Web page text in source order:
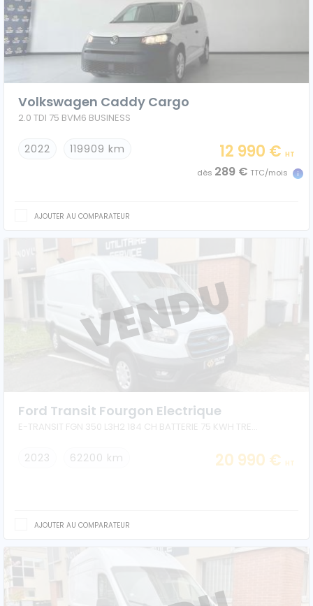
Citroën
Ford
Nissan
Peugeot
Renault
Volkswagen
Véhicules 0 km
Volkswagen Caddy Cargo
2.0 TDI 75 BVM6 BUSINESS
2022 119909 km 12 990 € HT
dès 289 € TTC/mois
AJOUTER AU COMPARATEUR
Ford Transit Fourgon Electrique
2023 62200 km 20 990 € HT
AJOUTER AU COMPARATEUR